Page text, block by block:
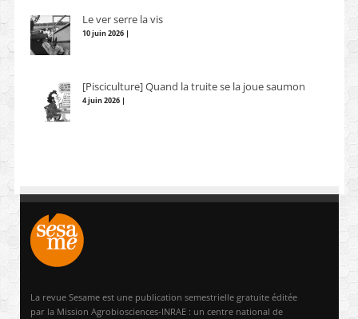
Le ver serre la vis
10 juin 2026 |
[Pisciculture] Quand la truite se la joue saumon
4 juin 2026 |
La revue Sesame est une publication semestrielle gratuite éditée
par la Mission Agrobiosciences-INRAE : un centre national de